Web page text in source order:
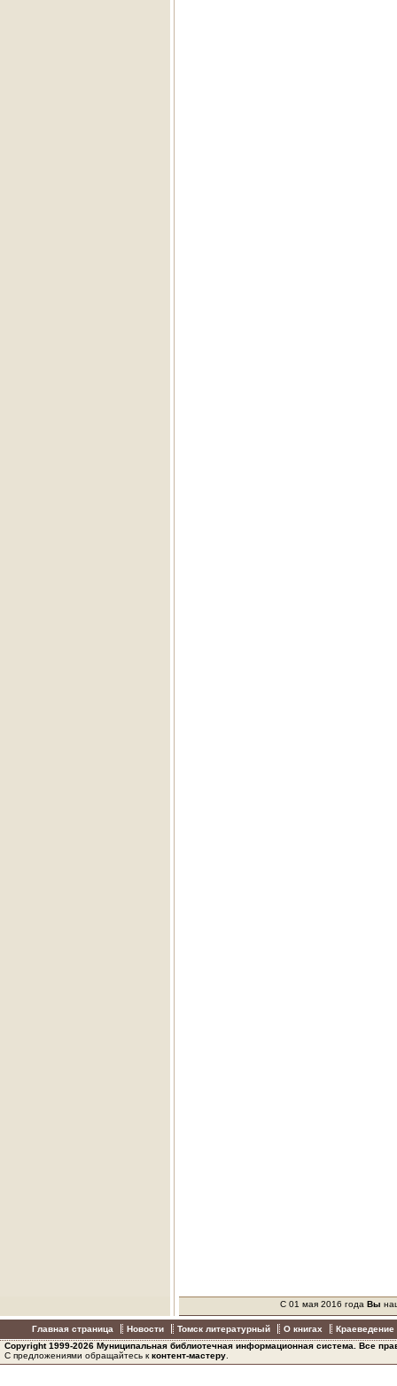
С 01 мая 2016 года Вы
Главная страница Новости Томск литературный О книгах
Краеведение
Copyright 1999-2026 Муниципальная библиотечная информационная система. Все
С предложениями обращайтесь к контент-мастеру